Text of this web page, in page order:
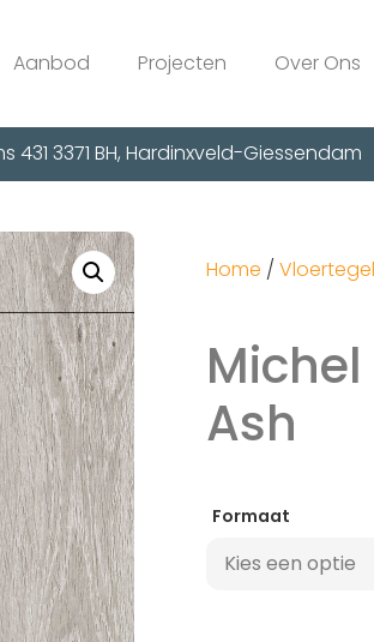
Aanbod Projecten Over Ons
431 3371 BH, Hardinxveld-Giessendam
Home /
Ash
Formaat